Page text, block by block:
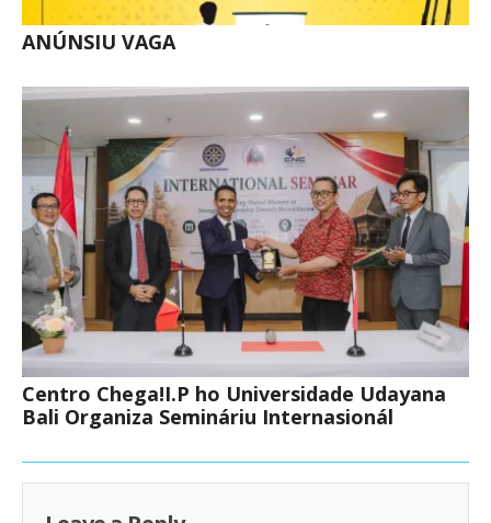
ANÚNSIU VAGA
Centro Chega!I.P ho Universidade Udayana
Bali Organiza Semináriu Internasionál